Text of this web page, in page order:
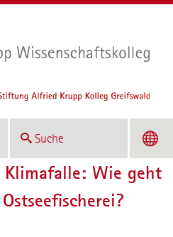
Suche
Wie geht